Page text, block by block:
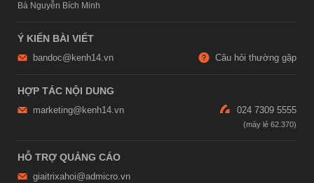
Bà Nguyễn Bích Minh
Ý KIẾN BÀI VIẾT
bandoc@kenh14.vn Câu hỏi thường gặp
HỢP TÁC NỘI DUNG
marketing@kenh14.vn 024 7309 5555
HỖ TRỢ QUẢNG CÁO
giaitrixahoi@admicro.vn